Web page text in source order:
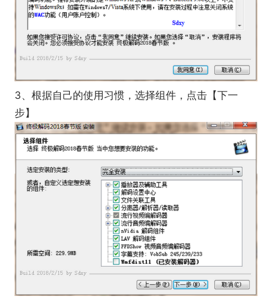
3、根据自己的使用习惯，选择组件，点击【下一
步】